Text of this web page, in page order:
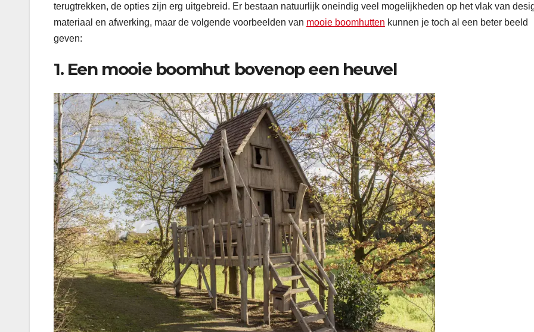
terugtrekken, de opties zijn erg uitgebreid. Er bestaan natuurlijk oneindig veel mogelijkheden op het vlak van
materiaal en afwerking, maar de volgende voorbeelden van mooie boomhutten kunnen je toch al een beter beeld
geven:
1. Een mooie boomhut bovenop een heuvel